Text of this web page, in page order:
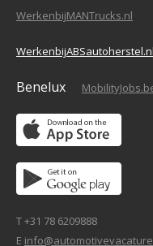
WerkenbijMANTrucks.nl
WerkenbijABSautoherstel.nl
Benelux
T +31 78 6209888
E